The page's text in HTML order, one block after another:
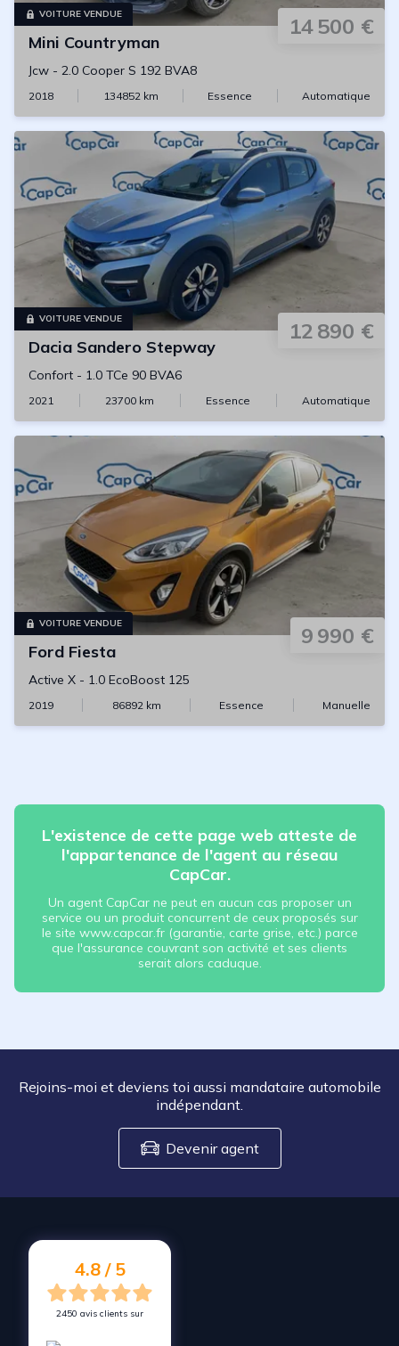
VOITURE VENDUE 14 500 €
Mini Countryman
Jcw - 2.0 Cooper S 192 BVA8
2018 134852km Essence Automatique
VOITURE VENDUE 12 890 €
Dacia Sandero Stepway
Confort - 1.0 TCe 90 BVA6
2021 23700 km Essence Automatique
VOITURE VENDUE 9 990 €
Ford Fiesta
Active X - 1.0 EcoBoost 125
2019 86892km Essence Manuelle
L'existence de cette page web atteste de
l'appartenance de l'agent au réseau
CapCar.
Un agent CapCar ne peut en aucun cas proposer un
service ou un produit concurrent de ceux proposés sur
le site www.capcar.fr (garantie, carte grise, etc.) parce
que l'assurance couvrant son activité et ses clients
serait alors caduque.
Rejoins-moi et deviens toi aussi mandataire automobile
indépendant.
Devenir agent
4.8 / 5
2450 avis clients sur